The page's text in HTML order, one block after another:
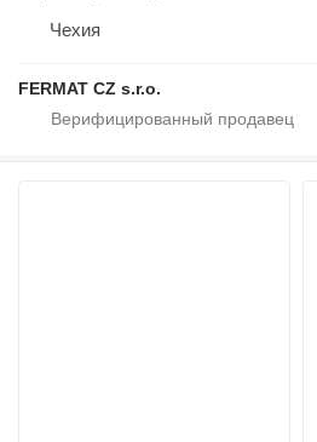
Чехия
FERMAT CZ s.r.o.